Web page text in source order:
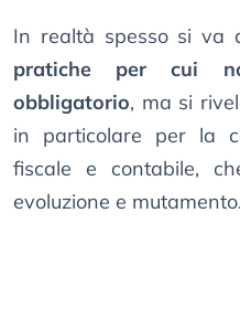
In realtà spesso si va
pratiche per cui
obbligatorio, ma si
in particolare per la
fiscale e contabile,
evoluzione e mutamento.